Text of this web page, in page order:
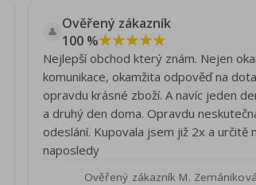
👤 Ověřený zákazník
100 %★★★★★
Nejlepší obchod který znám. Nejen
komunikace, okamžita odpověď na
opravdu krásné zboží. A navíc jeden
a druhý den doma. Opravdu
odeslání. Kupovala jsem již 2x a určitě
naposledy
Ověřený zákazník M.